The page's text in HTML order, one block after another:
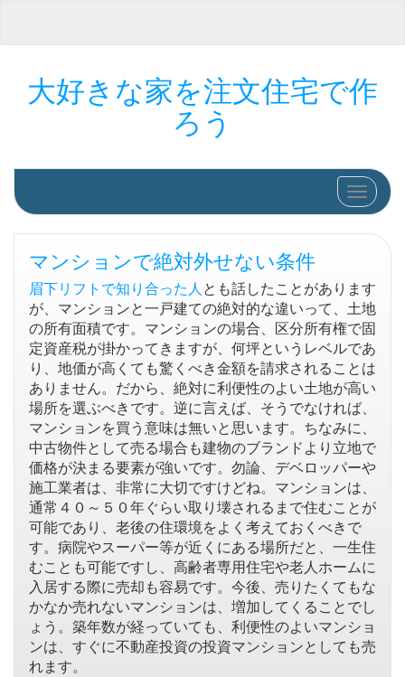
大好きな家を注文住宅で作
ろう
ナビゲ
マンションで絶対外せない条件
眉下リフトで知り合った人とも話したことがあります
が、マンションと一戸建ての絶対的な違いって、土地
の所有面積です。マンションの場合、区分所有権で固
定資産税が掛かってきますが、何坪というレベルであ
り、地価が高くても驚くべき金額を請求されることは
ありません。だから、絶対に利便性のよい土地が高い
場所を選ぶべきです。逆に言えば、そうでなければ、
マンションを買う意味は無いと思います。ちなみに、
中古物件として売る場合も建物のブランドより立地で
価格が決まる要素が強いです。勿論、デベロッパーや
施工業者は、非常に大切ですけどね。マンションは、
通常４０～５０年ぐらい取り壊されるまで住むことが
可能であり、老後の住環境をよく考えておくべきで
す。病院やスーパー等が近くにある場所だと、一生住
むことも可能ですし、高齢者専用住宅や老人ホームに
入居する際に売却も容易です。今後、売りたくてもな
かなか売れないマンションは、増加してくることでし
ょう。築年数が経っていても、利便性のよいマンショ
ンは、すぐに不動産投資の投資マンションとしても売
れます。